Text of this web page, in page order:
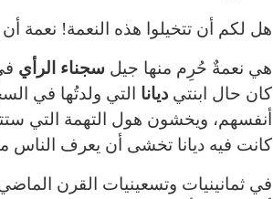
هل لكم أن تتخيلوا هذه النعمة! نعمة
هي نعمةٌ حُرِم منها جيل سجناء الرأي
كان حال ابنتي ديانا التي ولدتُها في
أنفسهم، ويخشون هول التهمة التي
كانت فيه ديانا تخشى أن يعرف الناس
في ثمانينيات وتسعينيات القرن